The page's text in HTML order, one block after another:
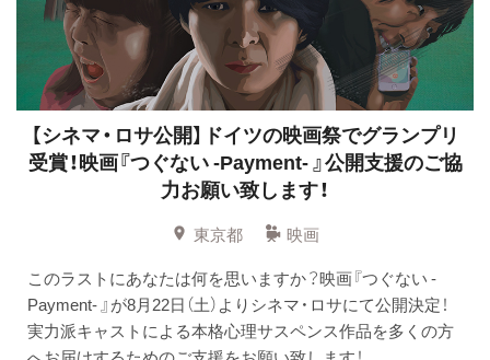
【シネマ・ロサ公開】 ドイツの映画祭でグランプリ
受賞！映画『つぐない -Payment- 』公開支援のご協
力お願い致します！
東京都
映画
このラストにあなたは何を思いますか？映画『つぐない -
Payment- 』が8月22日（土）よりシネマ・ロサにて公開決定！
実力派キャストによる本格心理サスペンス作品を多くの方